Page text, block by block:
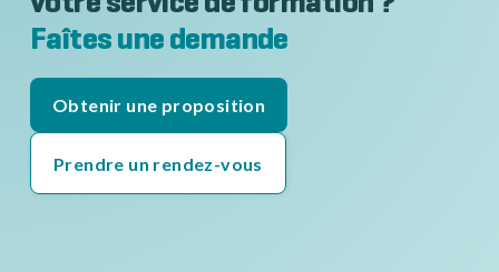
Faîtes une demande
Obtenir une proposition
Prendre un rendez-vous